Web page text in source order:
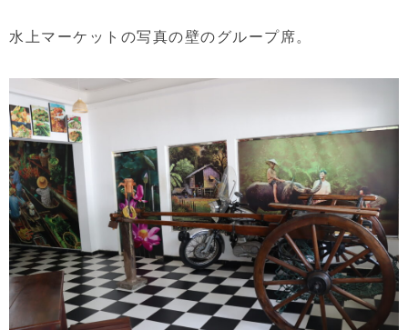
水上マーケットの写真の壁のグループ席。